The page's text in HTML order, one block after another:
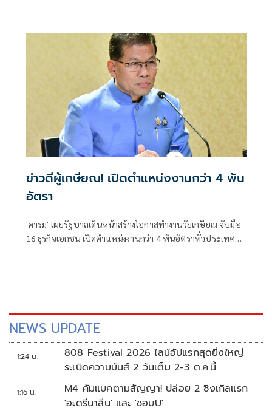
ข่าวดีผู้เกษียณ! เปิดตำแหน่งงานกว่า 4 พัน
อัตรา
'คารม' เผยรัฐบาลเดินหน้าสร้างโอกาสทำงานวัยเกษียณ จับมือ
16 ธุรกิจเอกชน เปิดตำแหน่งงานกว่า 4 พันอัตราทั่วประเทศ
NEWS UPDATE
1:24 น.
808 Festival 2026 ไลน์อัปแรกสุดยิ่งใหญ่
ระเบิดความมันส์ 2 วันเต็ม 2-3 ต.ค.นี้
1:16 น.
M4 คัมแบคตามสัญญา! ปล่อย 2 ซิงเกิลแรก
'อะดรีนาลีน' และ 'ชอบU'